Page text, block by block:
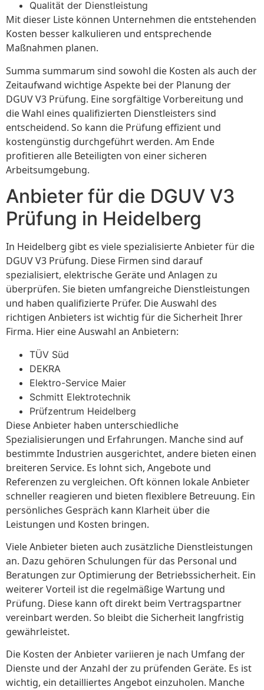
Qualität der Dienstleistung
Mit dieser Liste können Unternehmen die entstehenden
Kosten besser kalkulieren und entsprechende
Maßnahmen planen.
Summa summarum sind sowohl die Kosten als auch der
Zeitaufwand wichtige Aspekte bei der Planung der
DGUV V3 Prüfung. Eine sorgfältige Vorbereitung und
die Wahl eines qualifizierten Dienstleisters sind
entscheidend. So kann die Prüfung effizient und
kostengünstig durchgeführt werden. Am Ende
profitieren alle Beteiligten von einer sicheren
Arbeitsumgebung.
Anbieter für die DGUV V3
Prüfung in Heidelberg
In Heidelberg gibt es viele spezialisierte Anbieter für die
DGUV V3 Prüfung. Diese Firmen sind darauf
spezialisiert, elektrische Geräte und Anlagen zu
überprüfen. Sie bieten umfangreiche Dienstleistungen
und haben qualifizierte Prüfer. Die Auswahl des
richtigen Anbieters ist wichtig für die Sicherheit Ihrer
Firma. Hier eine Auswahl an Anbietern:
TÜV Süd
DEKRA
Elektro-Service Maier
Schmitt Elektrotechnik
Prüfzentrum Heidelberg
Diese Anbieter haben unterschiedliche
Spezialisierungen und Erfahrungen. Manche sind auf
bestimmte Industrien ausgerichtet, andere bieten einen
breiteren Service. Es lohnt sich, Angebote und
Referenzen zu vergleichen. Oft können lokale Anbieter
schneller reagieren und bieten flexiblere Betreuung. Ein
persönliches Gespräch kann Klarheit über die
Leistungen und Kosten bringen.
Viele Anbieter bieten auch zusätzliche Dienstleistungen
an. Dazu gehören Schulungen für das Personal und
Beratungen zur Optimierung der Betriebssicherheit. Ein
weiterer Vorteil ist die regelmäßige Wartung und
Prüfung. Diese kann oft direkt beim Vertragspartner
vereinbart werden. So bleibt die Sicherheit langfristig
gewährleistet.
Die Kosten der Anbieter variieren je nach Umfang der
Dienste und der Anzahl der zu prüfenden Geräte. Es ist
wichtig, ein detailliertes Angebot einzuholen. Manche